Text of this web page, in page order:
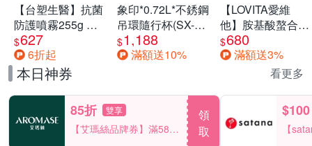
【台塑生醫】抗菌
防護噴霧255g 三
入組
$627
6折起
象印*0.72L*不銹鋼
吊環隨行杯(SX-
LA72H)
$1,188
滿額送10%
【LOVITA愛維
他】胺基酸螯合鋅
x2瓶30mg素食錠
(鋅錠)
$680
滿額送3%
本日神券 看更多
85折 雙享
【艾瑪絲品牌券】滿580
享85折！
領
取
$100
【
一件